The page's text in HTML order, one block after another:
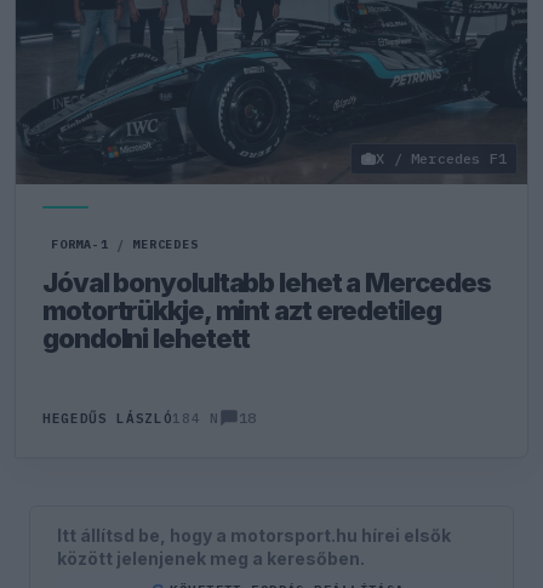
X / Mercedes F1
FORMA-1 / MERCEDES
Jóval bonyolultabb lehet a Mercedes
motortrükkje, mint azt eredetileg
gondolni lehetett
HEGEDŰS LÁSZLÓ184 N 18
Itt állítsd be, hogy a motorsport.hu hírei elsők
között jelenjenek meg a keresőben.